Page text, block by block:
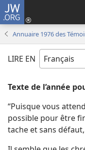
JW.ORG
Annuaire 1976 des
LIRE EN
Texte de l’année
“Puisque vous
possible pour être
tache et sans